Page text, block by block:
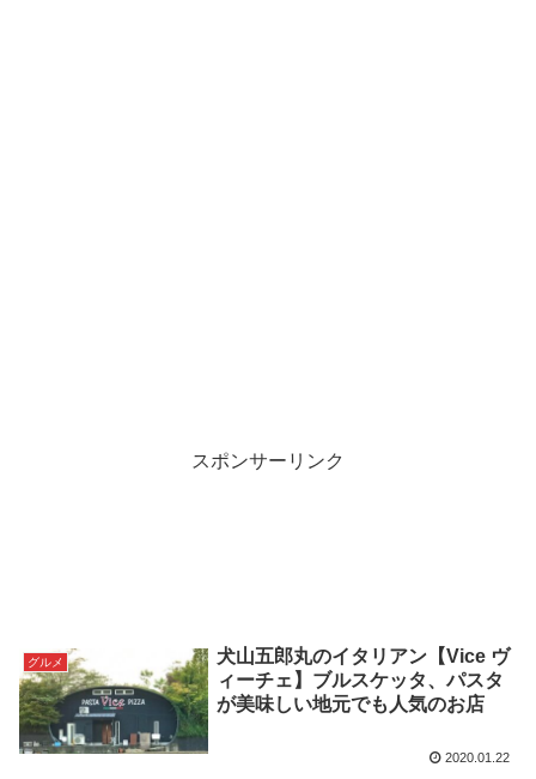
スポンサーリンク
グルメ
犬山五郎丸のイタリアン【Vice ヴ
ィーチェ】ブルスケッタ、パスタ
が美味しい地元でも人気のお店
2020.01.22